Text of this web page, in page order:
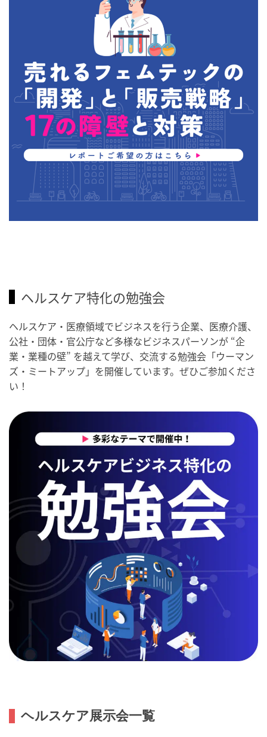
ヘルスケア特化の勉強会
ヘルスケア・医療領域でビジネスを行う企業、医療介護、
公社・団体・官公庁など多様なビジネスパーソンが “企
業・業種の壁” を越えて学び、交流する勉強会「ウーマン
ズ・ミートアップ」を開催しています。ぜひご参加くださ
い！
ヘルスケア展示会一覧